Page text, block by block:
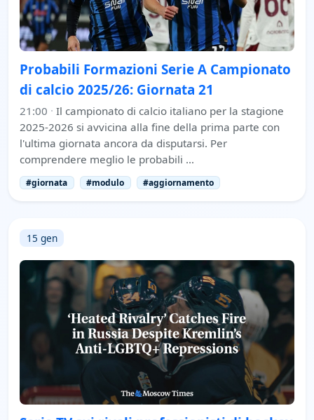
Probabili Formazioni Serie A Campionato
di calcio 2025/26: Giornata 21
21:00 · Il campionato di calcio italiano per la stagione
2025-2026 si avvicina alla fine della prima parte con
l'ultima giornata ancora da disputarsi. Per
comprendere meglio le probabili …
#giornata #modulo #aggiornamento
15 gen